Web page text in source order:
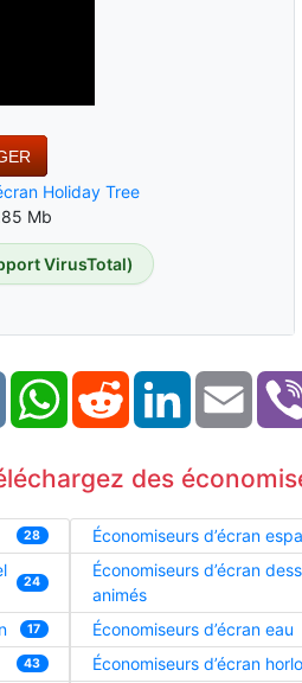
Holiday Tree
Mb
VirusTotal)
VK WhatsAppReddit LinkedIn Email
des
28
24
17
43
Économiseurs d’écran
Économiseurs d’écran
animés
Économiseurs d’écran eau
Économiseurs d’écran